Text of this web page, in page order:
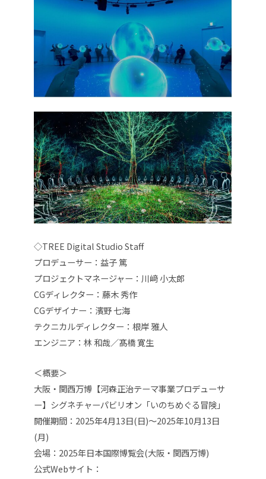
◇TREE Digital Studio Staff
プロデューサー：益子 篤
プロジェクトマネージャー：川﨑 小太郎
CGディレクター：藤木 秀作
CGデザイナー：濱野 七海
テクニカルディレクター：根岸 雅人
エンジニア：林 和哉／髙橋 寛生
＜概要＞
大阪・関西万博【河森正治テーマ事業プロデューサ
ー】シグネチャーパビリオン「いのちめぐる冒険」
開催期間：2025年4月13日(日)〜2025年10月13日
(月)
会場：2025年日本国際博覧会(大阪・関西万博)
公式Webサイト：